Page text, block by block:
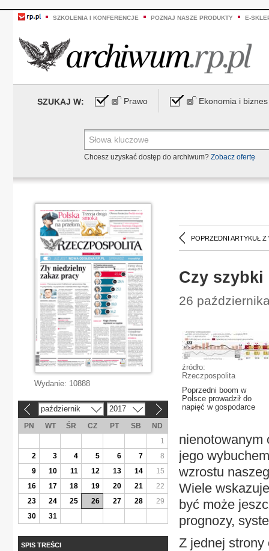
SZKOLENIA I KONFERENCJE POZNAJ NASZE PRODUKTY E-
SZUKAJ W: Prawo Ekonomia i biznes
Chcesz uzyskać dostęp do archiwum? Zobacz ofertę
POPRZEDNI ARTYKUŁ Z
Czy
26
źródło:
Rzeczpospolita
Poprzedni boom w
Polsce prowadził do
napięć w gospodarce
nienotowanym
jego
wzrostu
Wiele
być może
prognozy,
Z jednej strony
Wydanie: 10888
październik 2017
PN WT ŚR CZ PT SB
ND
1
2
3 4 5 6 7
8
9
10 11 12 13 14
15
16
17 18 19 20 21
22
23
24 25 26 27 28
29
30
31
SPIS TREŚCI